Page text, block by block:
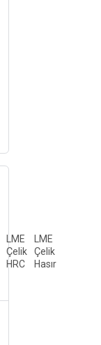
LME
Çelik
HRC
LME
Çelik
Hasır